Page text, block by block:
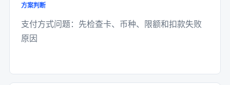
方案判断
支付方式问题：先检查卡、币种、限额和扣款失败
原因